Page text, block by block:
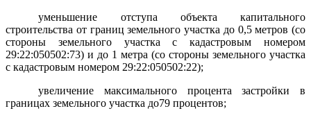
уменьшение отступа объекта капитального
строительства от границ земельного участка до 0,5 метров (со
стороны земельного участка с кадастровым номером
29:22:050502:73) и до 1 метра (со стороны земельного участка
с кадастровым номером 29:22:050502:22);
увеличение максимального процента застройки в
границах земельного участка до79 процентов;